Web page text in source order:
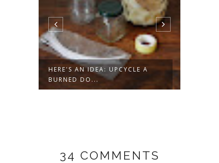
HERE'S AN IDEA: UPCYCLE A
BURNED DO...
34 COMMENTS